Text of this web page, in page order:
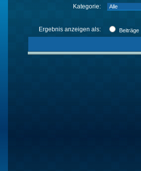
Kategorie:
Ergebnis anzeigen als: Beiträge